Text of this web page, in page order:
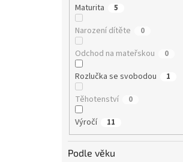
Maturita 5
Narození dítěte 0
Odchod na mateřskou 0
Rozlučka se svobodou 1
Těhotenství 0
Výročí 11
Podle věku